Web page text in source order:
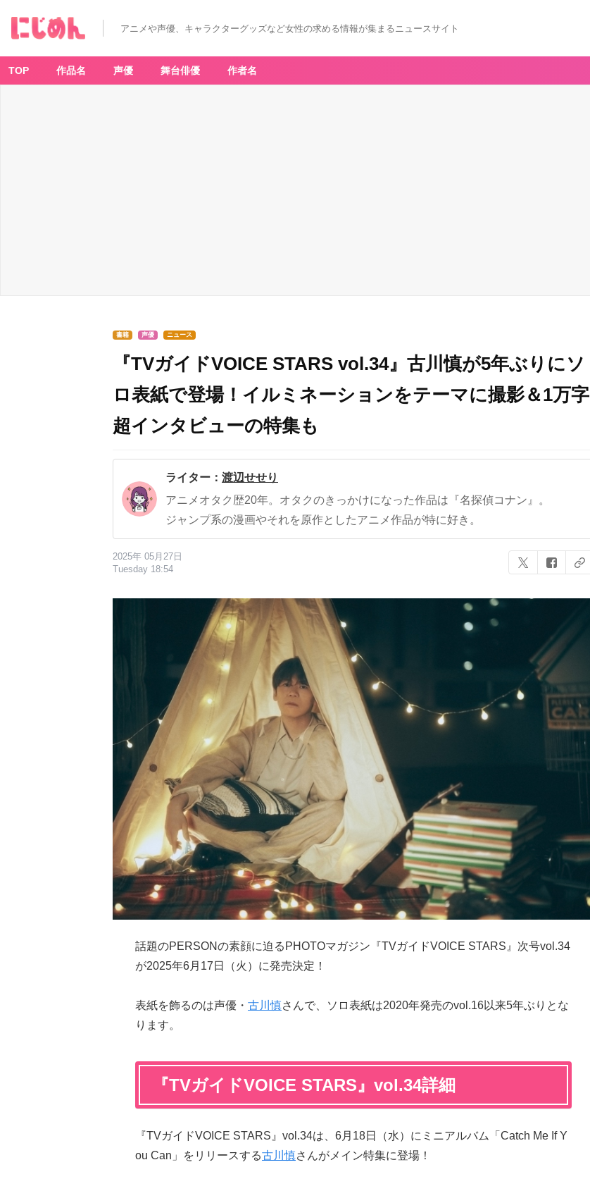
アニメや声優、キャラクターグッズなど女性の求める情報が集まるニュースサイト
TOP 作品名 声優 舞台俳優 作者名
書籍 声優 ニュース
『TVガイドVOICE STARS vol.34』古川慎が5年ぶりにソ
ロ表紙で登場！イルミネーションをテーマに撮影＆1万字
超インタビューの特集も
ライター： 渡辺せせり
アニメオタク歴20年。オタクのきっかけになった作品は『名探偵コナン』。
ジャンプ系の漫画やそれを原作としたアニメ作品が特に好き。
2025年 05月27日
Tuesday 18:54
話題のPERSONの素顔に迫るPHOTOマガジン『TVガイドVOICE STARS』次号vol.34
が2025年6月17日（火）に発売決定！
表紙を飾るのは声優・ 古川慎さんで、ソロ表紙は2020年発売のvol.16以来5年ぶりとな
ります。
『TVガイドVOICE STARS』vol.34詳細
『TVガイドVOICE STARS』vol.34は、6月18日（水）にミニアルバム「Catch Me If Y
ou Can」をリリースする古川慎さんがメイン特集に登場！